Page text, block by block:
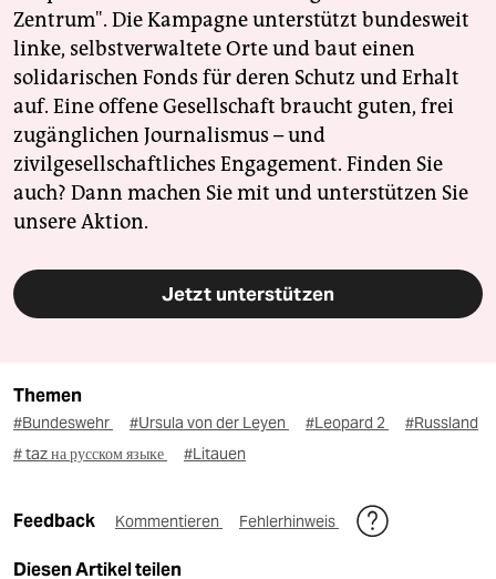
Zentrum". Die Kampagne unterstützt bundesweit
linke, selbstverwaltete Orte und baut einen
solidarischen Fonds für deren Schutz und Erhalt
auf. Eine offene Gesellschaft braucht guten, frei
zugänglichen Journalismus – und
zivilgesellschaftliches Engagement. Finden Sie
auch? Dann machen Sie mit und unterstützen Sie
unsere Aktion.
Jetzt unterstützen
Themen
#Bundeswehr #Ursula von der Leyen #Leopard 2
#Russland
# taz на русском языке
#Litauen
Feedback Kommentieren Fehlerhinweis
Diesen Artikel teilen